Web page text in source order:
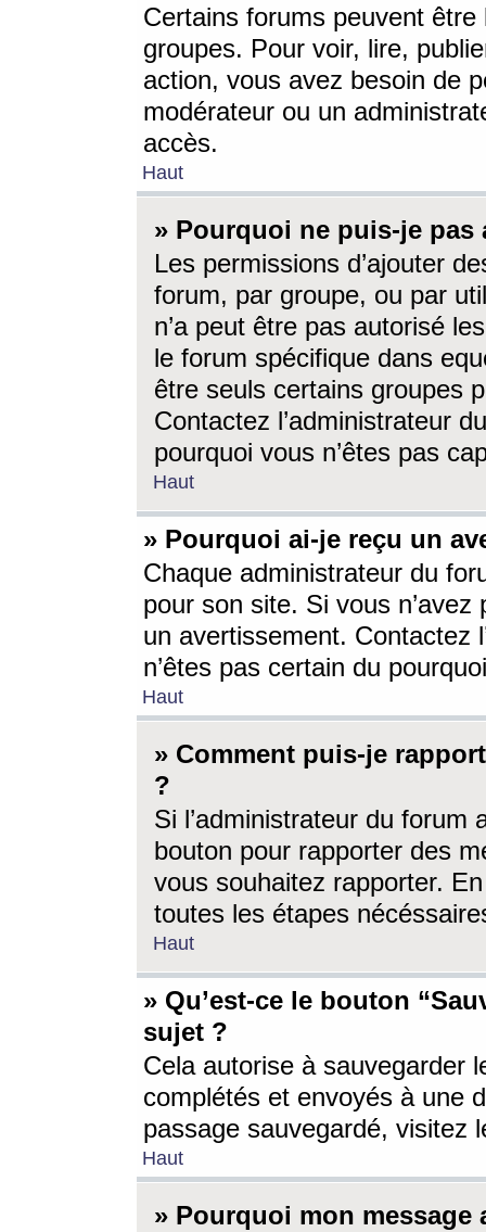
Certains forums peuvent être
groupes. Pour voir, lire,
action, vous avez besoin de
modérateur ou un
accès.
Haut
» Pourquoi ne puis-je
Les permissions d’ajouter
forum, par groupe, ou par
n’a peut être pas autorisé
le forum spécifique dans
être seuls certains groupes
Contactez l’administrateur
pourquoi vous n’êtes pas
Haut
» Pourquoi ai-je reçu un
Chaque administrateur du
pour son site. Si vous
un avertissement. Contactez
n’êtes pas certain du
Haut
» Comment puis-je
?
Si l’administrateur du forum
bouton pour rapporter des
vous souhaitez rapporter.
toutes les étapes
Haut
» Qu’est-ce le bouton
sujet ?
Cela autorise à sauvegarder
complétés et envoyés à une
passage sauvegardé, visitez
Haut
» Pourquoi mon message